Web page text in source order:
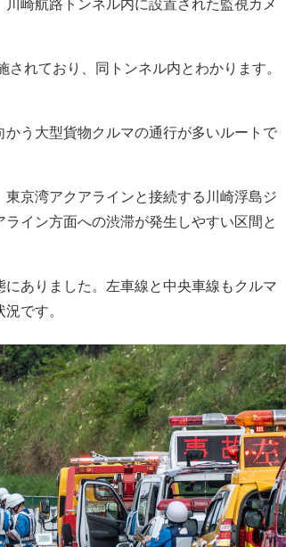
崎航路トンネル内に設置された監視カメ
れており、同トンネル内とわかります。
う大型貨物クルマの通行が多いルートで
京湾アクアラインと接続する川崎浮島ジ
イン方面への渋滞が発生しやすい区間と
ありました。左車線と中央車線もクルマ
です。